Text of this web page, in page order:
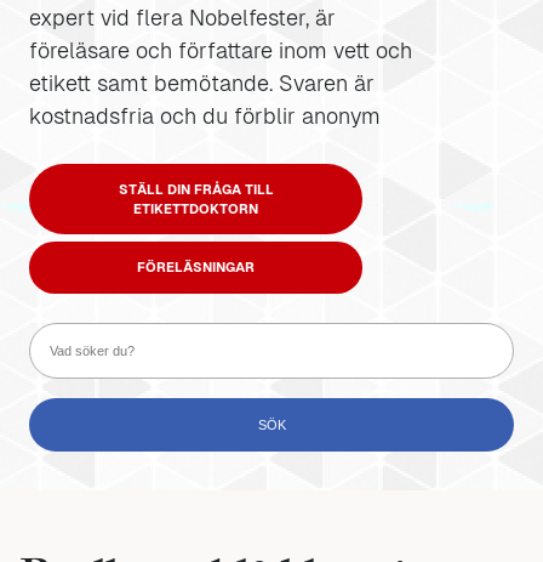
expert vid flera Nobelfester, är
föreläsare och författare inom vett och
etikett samt bemötande. Svaren är
kostnadsfria och du förblir anonym
STÄLL DIN FRÅGA TILL
ETIKETTDOKTORN
FÖRELÄSNINGAR